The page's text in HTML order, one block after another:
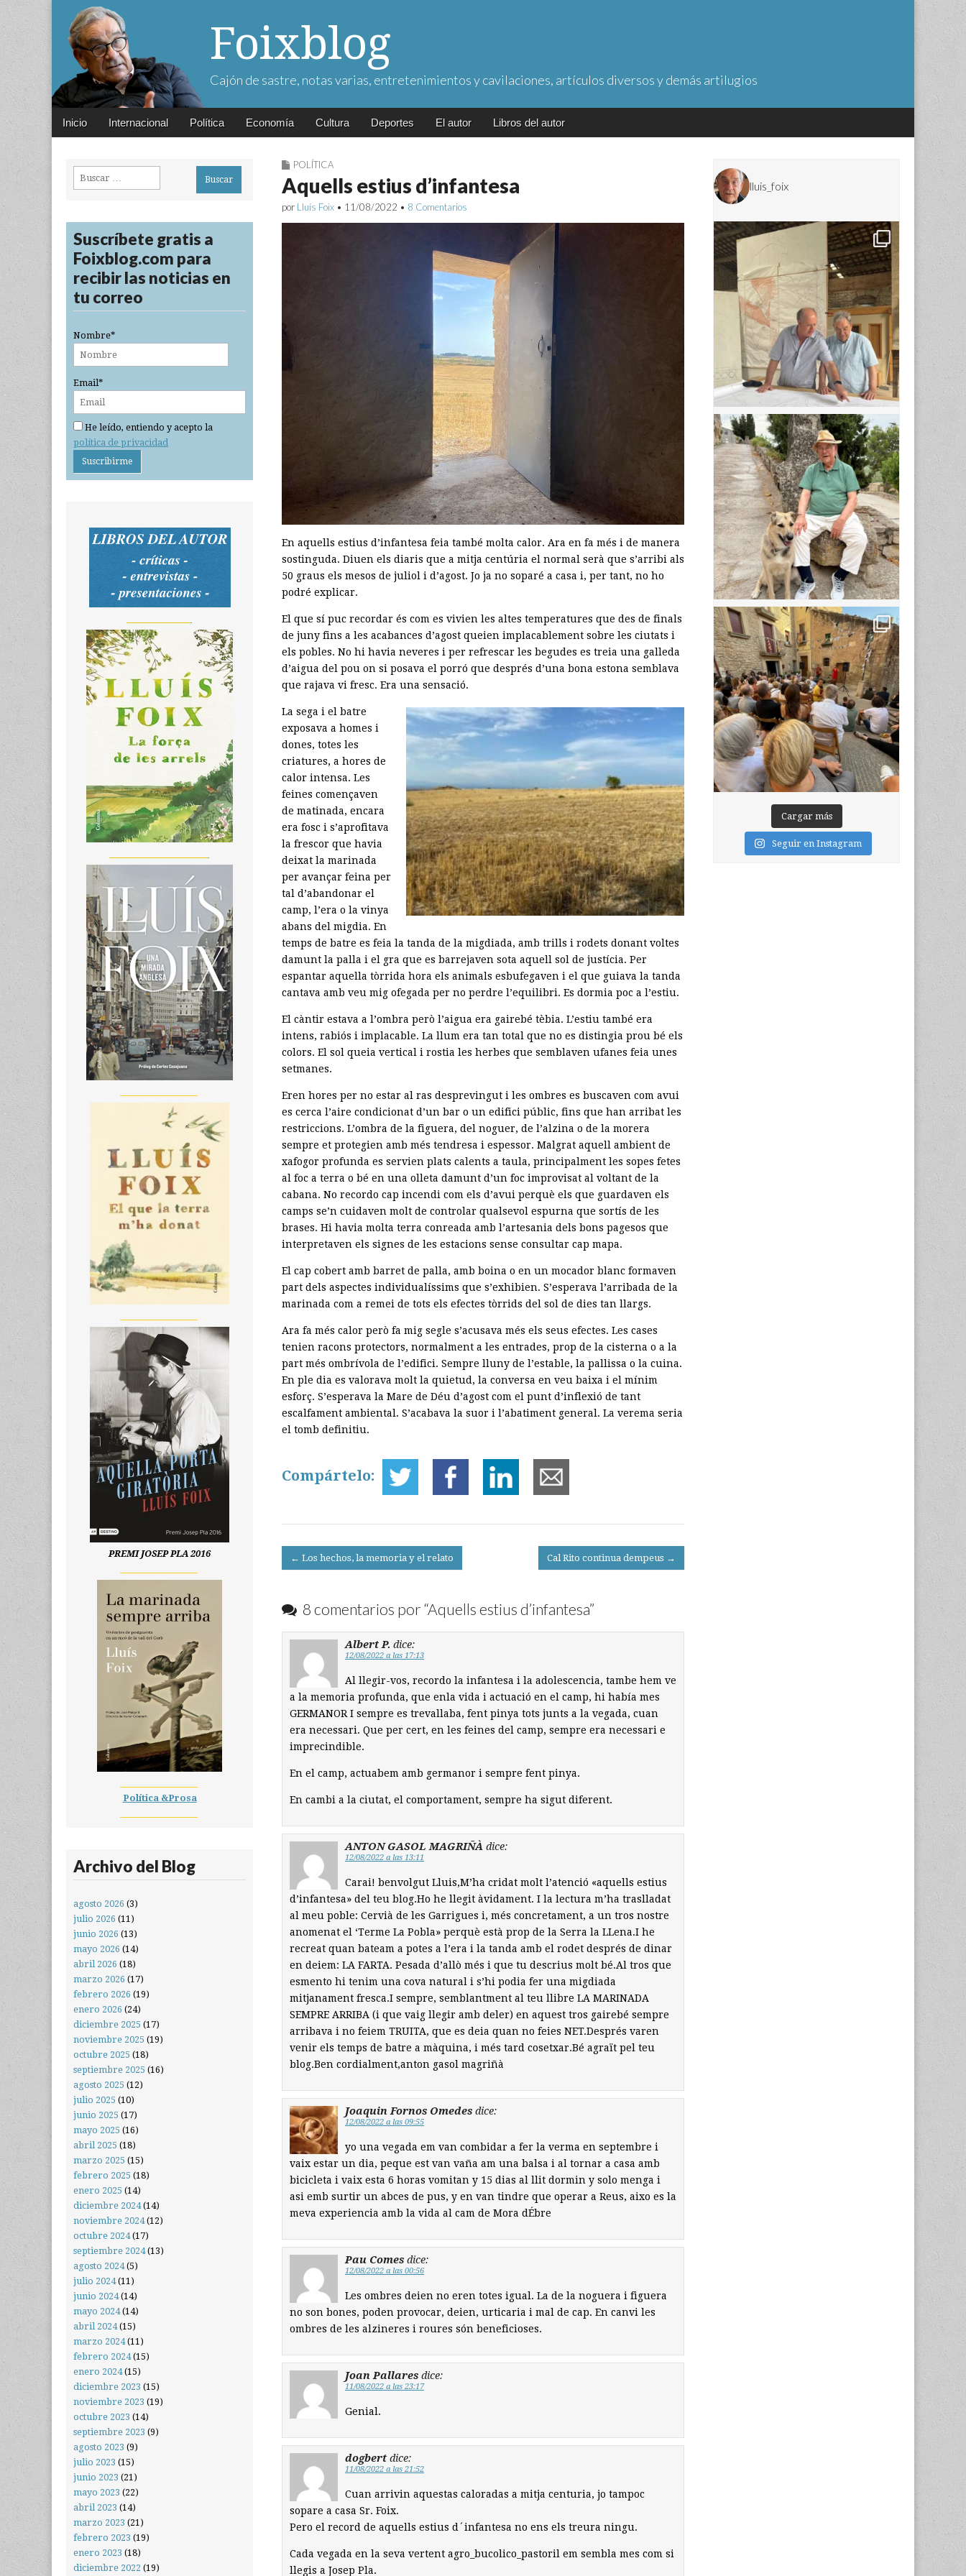
Foixblog
Cajón de sastre, notas varias, entretenimientos y cavilaciones, artículos diversos y demás artilugios
Main
Skip
Inicio Internacional Política Economía Cultura Deportes El autor Libros del autor
POLÍTICA
Aquells estius d’infantesa
por Lluís Foix • 11/08/2022 • 8 Comentarios
En aquells estius d’infantesa feia també molta calor. Ara en fa més i de manera
sostinguda. Diuen els diaris que a mitja centúria el normal serà que s’arribi als
50 graus els mesos de juliol i d’agost. Jo ja no soparé a casa i, per tant, no ho
podré explicar.
El que sí puc recordar és com es vivien les altes temperatures que des de finals
de juny fins a les acabances d’agost queien implacablement sobre les ciutats i
els pobles. No hi havia neveres i per refrescar les begudes es treia una galleda
d’aigua del pou on si posava el porró que després d’una bona estona semblava
que rajava vi fresc. Era una sensació.
La sega i el batre
exposava a homes i
dones, totes les
criatures, a hores de
calor intensa. Les
feines començaven
de matinada, encara
era fosc i s’aprofitava
la frescor que havia
deixat la marinada
per avançar feina per
tal d’abandonar el
camp, l’era o la vinya
abans del migdia. En
temps de batre es feia la tanda de la migdiada, amb trills i rodets donant voltes
damunt la palla i el gra que es barrejaven sota aquell sol de justícia. Per
espantar aquella tòrrida hora els animals esbufegaven i el que guiava la tanda
cantava amb veu mig ofegada per no perdre l’equilibri. Es dormia poc a l’estiu.
El càntir estava a l’ombra però l’aigua era gairebé tèbia. L’estiu també era
intens, rabiós i implacable. La llum era tan total que no es distingia prou bé els
colors. El sol queia vertical i rostia les herbes que semblaven ufanes feia unes
setmanes.
Eren hores per no estar al ras desprevingut i les ombres es buscaven com avui
es cerca l’aire condicionat d’un bar o un edifici públic, fins que han arribat les
restriccions. L’ombra de la figuera, del noguer, de l’alzina o de la morera
sempre et protegien amb més tendresa i espessor. Malgrat aquell ambient de
xafogor profunda es servien plats calents a taula, principalment les sopes fetes
al foc a terra o bé en una olleta damunt d’un foc improvisat al voltant de la
cabana. No recordo cap incendi com els d’avui perquè els que guardaven els
camps se’n cuidaven molt de controlar qualsevol espurna que sortís de les
brases. Hi havia molta terra conreada amb l’artesania dels bons pagesos que
interpretaven els signes de les estacions sense consultar cap mapa.
El cap cobert amb barret de palla, amb boina o en un mocador blanc formaven
part dels aspectes individualíssims que s’exhibien. S’esperava l’arribada de la
marinada com a remei de tots els efectes tòrrids del sol de dies tan llargs.
Ara fa més calor però fa mig segle s’acusava més els seus efectes. Les cases
tenien racons protectors, normalment a les entrades, prop de la cisterna o a la
part més ombrívola de l’edifici. Sempre lluny de l’estable, la pallissa o la cuina.
En ple dia es valorava molt la quietud, la conversa en veu baixa i el mínim
esforç. S’esperava la Mare de Déu d’agost com el punt d’inflexió de tant
escalfament ambiental. S’acabava la suor i l’abatiment general. La verema seria
el tomb definitiu.
Compártelo:
Post
navigation
← Los hechos, la memoria y el relato Cal Rito continua dempeus →
8 comentarios por “Aquells estius d’infantesa”
Albert P. dice:
12/08/2022 a las 17:13
Al llegir-vos, recordo la infantesa i la adolescencia, tambe hem ve
a la memoria profunda, que enla vida i actuació en el camp, hi había mes
GERMANOR I sempre es trevallaba, fent pinya tots junts a la vegada, cuan
era necessari. Que per cert, en les feines del camp, sempre era necessari e
imprecindible.
En el camp, actuabem amb germanor i sempre fent pinya.
En cambi a la ciutat, el comportament, sempre ha sigut diferent.
ANTON GASOL MAGRIÑÀ dice:
12/08/2022 a las 13:11
Carai! benvolgut Lluis,M’ha cridat molt l’atenció «aquells estius
d’infantesa» del teu blog.Ho he llegit àvidament. I la lectura m’ha traslladat
al meu poble: Cervià de les Garrigues i, més concretament, a un tros nostre
anomenat el ‘Terme La Pobla» perquè està prop de la Serra la LLena.I he
recreat quan bateam a potes a l’era i la tanda amb el rodet després de dinar
en deiem: LA FARTA. Pesada d’allò més i que tu descrius molt bé.Al tros que
esmento hi tenim una cova natural i s’hi podia fer una migdiada
mitjanament fresca.I sempre, semblantment al teu llibre LA MARINADA
SEMPRE ARRIBA (i que vaig llegir amb deler) en aquest tros gairebé sempre
arribava i no feiem TRUITA, que es deia quan no feies NET.Després varen
venir els temps de batre a màquina, i més tard cosetxar.Bé agraït pel teu
blog.Ben cordialment,anton gasol magriñà
Joaquin Fornos Omedes dice:
12/08/2022 a las 09:55
yo una vegada em van combidar a fer la verma en septembre i
vaix estar un dia, peque est van vaña am una balsa i al tornar a casa amb
bicicleta i vaix esta 6 horas vomitan y 15 dias al llit dormin y solo menga i
asi emb surtir un abces de pus, y en van tindre que operar a Reus, aixo es la
meva experiencia amb la vida al cam de Mora dÉbre
Pau Comes dice:
12/08/2022 a las 00:56
Les ombres deien no eren totes igual. La de la noguera i figuera
no son bones, poden provocar, deien, urticaria i mal de cap. En canvi les
ombres de les alzineres i roures són beneficioses.
Joan Pallares dice:
11/08/2022 a las 23:17
Genial.
dogbert dice:
11/08/2022 a las 21:52
Cuan arrivin aquestas caloradas a mitja centuria, jo tampoc
sopare a casa Sr. Foix.
Pero el record de aquells estius d´infantesa no ens els treura ningu.
Cada vegada en la seva vertent agro_bucolico_pastoril em sembla mes com si
llegis a Josep Pla.
Buscar:
Suscríbete gratis a
Foixblog.com para
recibir las noticias en
tu correo
Nombre*
Email*
He leído, entiendo y acepto la
política de privacidad
PREMI JOSEP PLA 2016
Política &Prosa
Archivo del Blog
agosto 2026 (3)
julio 2026 (11)
junio 2026 (13)
mayo 2026 (14)
abril 2026 (18)
marzo 2026 (17)
febrero 2026 (19)
enero 2026 (24)
diciembre 2025 (17)
noviembre 2025 (19)
octubre 2025 (18)
septiembre 2025 (16)
agosto 2025 (12)
julio 2025 (10)
junio 2025 (17)
mayo 2025 (16)
abril 2025 (18)
marzo 2025 (15)
febrero 2025 (18)
enero 2025 (14)
diciembre 2024(14)
noviembre 2024(12)
octubre 2024(17)
septiembre 2024(13)
agosto 2024(5)
julio 2024(11)
junio 2024(14)
mayo 2024(14)
abril 2024(15)
marzo 2024(11)
febrero 2024(15)
enero 2024(15)
diciembre 2023 (15)
noviembre 2023 (19)
octubre 2023 (14)
septiembre 2023 (9)
agosto 2023 (9)
julio 2023 (15)
junio 2023 (21)
mayo 2023 (22)
abril 2023 (14)
marzo 2023 (21)
febrero 2023 (19)
enero 2023 (18)
diciembre 2022 (19)
lluis_foix
Cargar más
Seguir en Instagram